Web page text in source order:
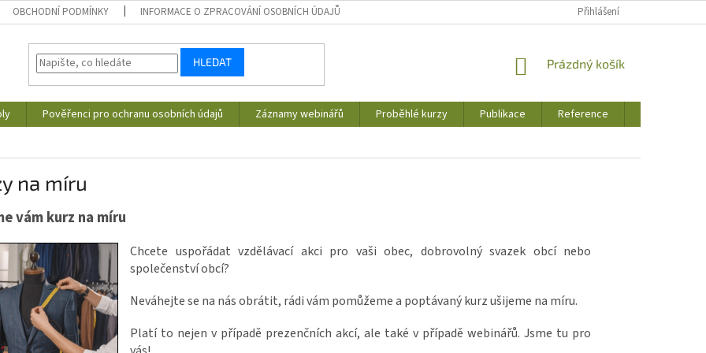
OBCHODNÍ PODMÍNKY INFORMACE O ZPRACOVÁNÍ OSOBNÍCH ÚDAJŮ Přihlášení
HLEDAT
NÁKUPNÍ
Prázdný košík
Pověřenci pro ochranu osobních údajů Záznamy webinářů Proběhlé kurzy Publikace Reference
na míru
vám kurz na míru
Chcete uspořádat vzdělávací akci pro vaši obec, dobrovolný svazek obcí nebo
společenství obcí?
Neváhejte se na nás obrátit, rádi vám pomůžeme a poptávaný kurz ušijeme na míru.
Platí to nejen v případě prezenčních akcí, ale také v případě webinářů. Jsme tu pro